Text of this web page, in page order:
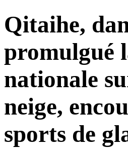
Qitaihe,
promulgué
nationale
neige,
sports de